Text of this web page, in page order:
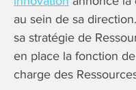
au sein de sa
sa stratégie de
en place la fonction
charge des